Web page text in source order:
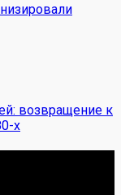
возвращение к
х